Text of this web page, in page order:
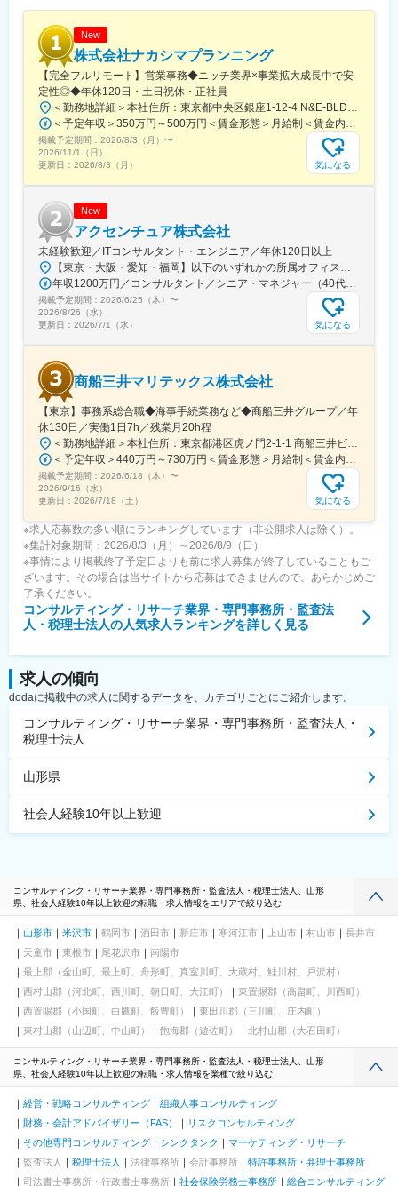
New
株式会社ナカシマプランニング
【完全フルリモート】営業事務◆ニッチ業界×事業拡大成長中で安
定性◎◆年休120日・土日祝休・正社員
＜勤務地詳細＞本社住所：東京都中央区銀座1-12-4 N&E-BLD.7階受動喫煙対策：屋内全面禁煙変更の範囲：会社の定める事業所
＜予定年収＞350万円～500万円＜賃金形態＞月給制＜賃金内訳＞月額（基本給）：220,000円～270,000円＜月給＞220,000円～270,000円＜昇給有無＞有＜残業手当＞有＜給与補足＞■賞与：あり■昇給：あり賃金はあくまでも目安の金額であり、選考を通じて上下する可能性があります。月給(月額)は固定手当を含めた表記です。
掲載予定期間： 2026/8/3（月） 〜
2026/11/1（日）
更新日： 2026/8/3（月） 気になる
New
アクセンチュア株式会社
未経験歓迎／ITコンサルタント・エンジニア／年休120日以上
【東京・大阪・愛知・福岡】以下のいずれかの所属オフィスもしくは各エリアのプロジェクト先 所属オフィス：■赤坂インターシティ■関西オフィス■アクセンチュア・アドバンスト・テクノロジーセンター名古屋■福岡オフィス※詳細は勤務地一覧よりご覧いただけます。※所属オフィスを問わずプロジェクトにより、国内出張、海外出張の可能性があります【魅力ポイント│世界の知恵を活用】世界中のベストプラクティスがデータベースに集約されており、数多くの事例や社員の知恵を活用できます。日本では前例のない案件でも、世界各国の社員からオンライン・オフライン（海外出張）問わず、気軽にアドバイスを受けることができます。★ この求人のPOINT ★￣￣V￣￣￣￣￣￣￣￣￣＃世界約78万人規模の大手基盤で安定性◎若手から裁量大きく挑戦・成長できる環境＃土日祝休／連続5日以上の休暇取得も可能！／フルフレックス（コアタイムなし）＃コンサル・IT未経験者向けの手厚い研修◎／メンター制度もあるため安心してチャレンジOK！
年収1200万円／コンサルタント／シニア・マネジャー（40代） 年収1000万円／テクノロジーアーキテクト（30代）
掲載予定期間： 2026/6/25（木） 〜
2026/8/26（水）
更新日： 2026/7/1（水） 気になる
商船三井マリテックス株式会社
【東京】事務系総合職◆海事手続業務など◆商船三井グループ／年
休130日／実働1日7h／残業月20h程
＜勤務地詳細＞本社住所：東京都港区虎ノ門2-1-1 商船三井ビル勤務地最寄駅：東京メトロ銀座線／虎ノ門駅受動喫煙対策：屋内全面禁煙変更の範囲：会社の定める事業所
＜予定年収＞440万円～730万円＜賃金形態＞月給制＜賃金内訳＞月額（基本給）：291,800円～487,000円＜月給＞291,800円～487,000円＜昇給有無＞有＜残業手当＞有＜給与補足＞※上記想定年収には賞与3ヶ月分を含みます。金額は目安の金額であり、これまでのご経験・スキル・現年収等を総合的に考慮し決定いたします。■昇給：年1回■賞与：3ヶ月分（前年度実績）賃金はあくまでも目安の金額であり、選考を通じて上下する可能性があります。月給(月額)は固定手当を含めた表記です。
掲載予定期間： 2026/6/18（木） 〜
2026/9/16（水）
更新日： 2026/7/18（土） 気になる
※求人応募数の多い順にランキングしています（非公開求人は除く）。
※集計対象期間：2026/8/3（月）～2026/8/9（日）
※事情により掲載終了予定日よりも前に求人募集が終了していることもご
ざいます。その場合は当サイトから応募はできませんので、あらかじめご
了承ください。
コンサルティング・リサーチ業界・専門事務所・監査法
人・税理士法人の人気求人ランキングを詳しく見る
求人の傾向
dodaに掲載中の求人に関するデータを、カテゴリごとにご紹介します。
コンサルティング・リサーチ業界・専門事務所・監査法人・
税理士法人
山形県
社会人経験10年以上歓迎
コンサルティング・リサーチ業界・専門事務所・監査法人・税理士法人、山形
県、社会人経験10年以上歓迎の転職・求人情報をエリアで絞り込む
山形市 米沢市 鶴岡市 酒田市 新庄市 寒河江市 上山市 村山市
長井市
天童市
東根市 尾花沢市
南陽市
最上郡（金山町、最上町、舟形町、真室川町、大蔵村、鮭川村、戸沢村）
西村山郡（河北町、西川町、朝日町、大江町）
東置賜郡（高畠町、川西町）
西置賜郡（小国町、白鷹町、飯豊町）
東田川郡（三川町、庄内町）
東村山郡（山辺町、中山町）
飽海郡（遊佐町） 北村山郡（大石田町）
コンサルティング・リサーチ業界・専門事務所・監査法人・税理士法人、山形
県、社会人経験10年以上歓迎の転職・求人情報を業種で絞り込む
経営・戦略コンサルティング
組織人事コンサルティング
財務・会計アドバイザリー（FAS）
リスクコンサルティング
その他専門コンサルティング
シンクタンク
マーケティング・リサーチ
監査法人
税理士法人 法律事務所 会計事務所
特許事務所・弁理士事務所
司法書士事務所・行政書士事務所
社会保険労務士事務所 総合コンサルティング